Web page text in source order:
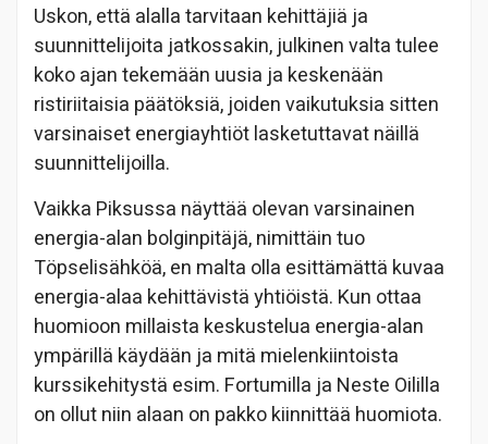
Uskon, että alalla tarvitaan kehittäjiä ja
suunnittelijoita jatkossakin, julkinen valta tulee
koko ajan tekemään uusia ja keskenään
ristiriitaisia päätöksiä, joiden vaikutuksia sitten
varsinaiset energiayhtiöt lasketuttavat näillä
suunnittelijoilla.
Vaikka Piksussa näyttää olevan varsinainen
energia-alan bolginpitäjä, nimittäin tuo
Töpselisähköä, en malta olla esittämättä kuvaa
energia-alaa kehittävistä yhtiöistä. Kun ottaa
huomioon millaista keskustelua energia-alan
ympärillä käydään ja mitä mielenkiintoista
kurssikehitystä esim. Fortumilla ja Neste Oililla
on ollut niin alaan on pakko kiinnittää huomiota.